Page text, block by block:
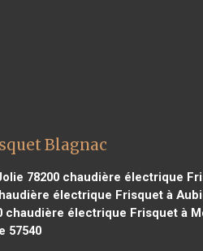
Blagnac
78200 chaudière électrique
électrique Frisquet à
chaudière électrique Frisquet à
57540